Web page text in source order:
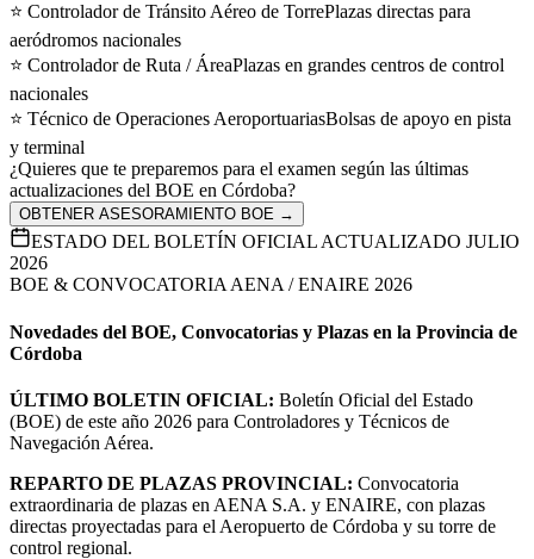
⭐ Controlador de Tránsito Aéreo de TorrePlazas directas para
aeródromos nacionales
⭐ Controlador de Ruta / ÁreaPlazas en grandes centros de control
nacionales
⭐ Técnico de Operaciones AeroportuariasBolsas de apoyo en pista
y terminal
¿Quieres que te preparemos para el examen según las últimas
actualizaciones del BOE en Córdoba?
OBTENER ASESORAMIENTO BOE →
ESTADO DEL BOLETÍN OFICIAL ACTUALIZADO JULIO
2026
BOE & CONVOCATORIA AENA / ENAIRE 2026
Novedades del BOE, Convocatorias y Plazas en la Provincia de
Córdoba
ÚLTIMO BOLETIN OFICIAL: Boletín Oficial del Estado
(BOE) de este año 2026 para Controladores y Técnicos de
Navegación Aérea.
REPARTO DE PLAZAS PROVINCIAL: Convocatoria
extraordinaria de plazas en AENA S.A. y ENAIRE, con plazas
directas proyectadas para el Aeropuerto de Córdoba y su torre de
control regional.